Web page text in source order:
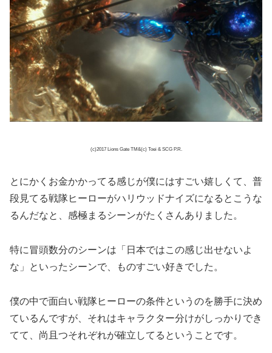
(c)2017 Lions Gate TM&(c) Toei & SCG P.R.
とにかくお金かかってる感じが僕にはすごい嬉しくて、普
段見てる戦隊ヒーローがハリウッドナイズになるとこうな
るんだなと、感極まるシーンがたくさんありました。
特に冒頭数分のシーンは「日本ではこの感じ出せないよ
な」といったシーンで、ものすごい好きでした。
僕の中で面白い戦隊ヒーローの条件というのを勝手に決め
ているんですが、それはキャラクター分けがしっかりでき
てて、尚且つそれぞれが確立してるということです。